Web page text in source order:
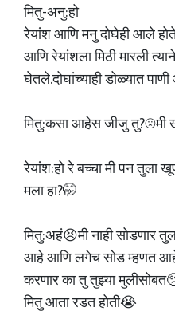
मितु-अनु:हो
रेयांश आणि मनु दोघेही आले
आणि रेयांशला मिठी मारली
घेतले.दोघांच्याही डोळ्यात
मितु:कसा आहेस जीजु तु?☹️मी
रेयांश:हो रे बच्चा मी पन
मला हा?🤭
मितु:अहं😣मी नाही सोडणार
आहे आणि लगेच सोड म्हणत
करणार का तु तुझ्या
मितु‌ आता रडत होती😭